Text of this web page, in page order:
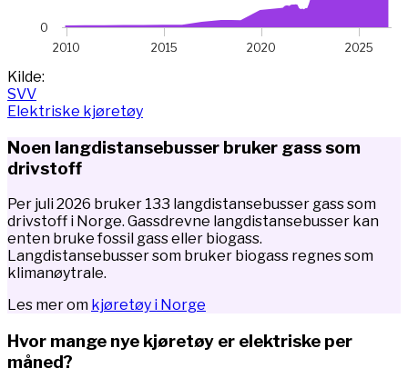
2010 2015 2020 2025
0
End of interactive chart.
Kilde:
SVV
Elektriske kjøretøy
Noen langdistansebusser bruker gass som
drivstoff
Per juli 2026 bruker 133 langdistansebusser gass som
drivstoff i Norge. Gassdrevne langdistansebusser kan
enten bruke fossil gass eller biogass.
Langdistansebusser som bruker biogass regnes som
klimanøytrale.
Les mer om kjøretøy i Norge
Hvor mange nye kjøretøy er elektriske per
måned?